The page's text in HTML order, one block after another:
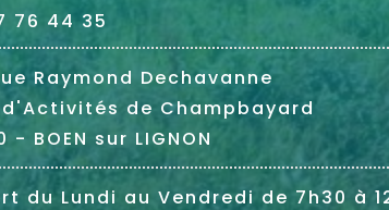
76 44 35
Raymond Dechavanne
d'Activités de Champbayard
- BOEN sur LIGNON
du Lundi au Vendredi de 7h30 à